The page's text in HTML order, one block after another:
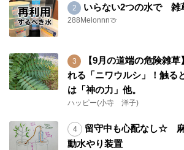
いらない2つの水で 雑
288Melonnn🍈
【9月の道端の危険雑
れる「ニワウルシ」！触る
は「神の力」他。
ハッピー(小寺 洋子)
留守中も心配なし☆
動水やり装置